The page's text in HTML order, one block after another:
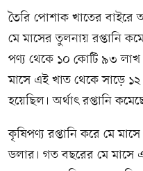
তৈরি পোশাক খাতের বাইরে
মে মাসের তুলনায় রপ্তানি
পণ্য থেকে ১০ কোটি ৯৩
মাসে এই খাত থেকে সাড়ে ১২
হয়েছিল। অর্থাৎ রপ্তানি
কৃষিপণ্য রপ্তানি করে মে
ডলার। গত বছরের মে মাসে